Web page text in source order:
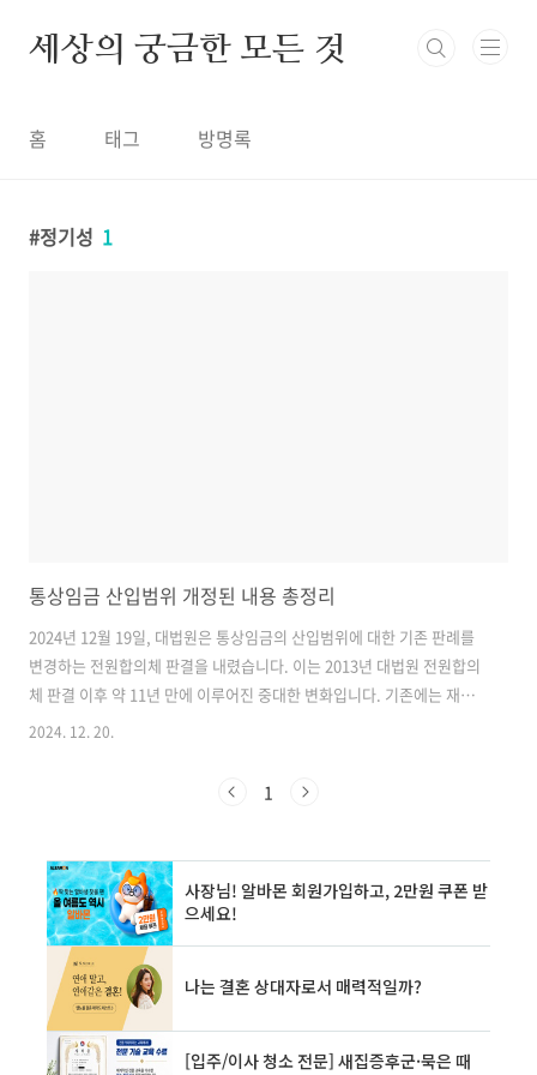
세상의 궁금한 모든 것
홈 태그 방명록
정기성 1
통상임금 산입범위 개정된 내용 총정리
2024년 12월 19일, 대법원은 통상임금의 산입범위에 대한 기존 판례를
변경하는 전원합의체 판결을 내렸습니다. 이는 2013년 대법원 전원합의
체 판결 이후 약 11년 만에 이루어진 중대한 변화입니다. 기존에는 재직
조건이나 근무일수 조건이 부가된 임금은 '고정성'이 결여되어 통상임금
념이 재정립되어, 소정근로의 대가로 정기적, 일률적으로 지급되는 임금
미칠 것으로 예상됩니다. ✅통상임금 산입범위 개정의 배경과 의의를 더
자세히 알아보세요! 통상임금 판례 변경의 전문 내용 확인하기 👈 통상
임금의 ..
2024. 12. 20.
1